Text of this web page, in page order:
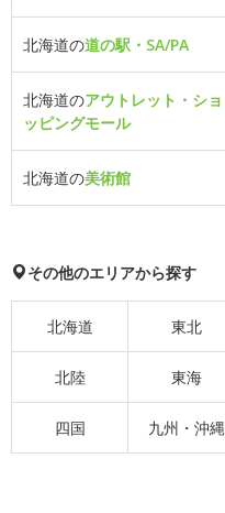
北海道の道の駅・SA/PA
北海道のアウトレット・ショ
ッピングモール
北海道の美術館
その他のエリアから探す
北海道 東北
北陸 東海
四国 九州・沖縄